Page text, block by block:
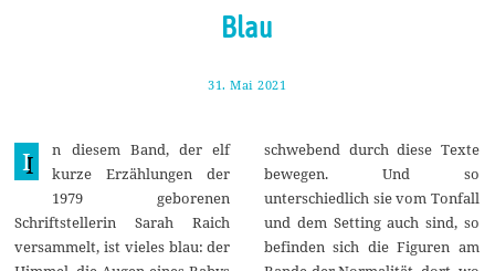
Blau
31. Mai 2021
n
2
0
2
1
I
n diesem Band, der elf
kurze Erzählungen der
1979 geborenen
Schriftstellerin Sarah Raich
versammelt, ist vieles blau: der
schwebend durch diese Texte
bewegen. Und so
unterschiedlich sie vom Tonfall
und dem Setting auch sind, so
befinden sich die Figuren am